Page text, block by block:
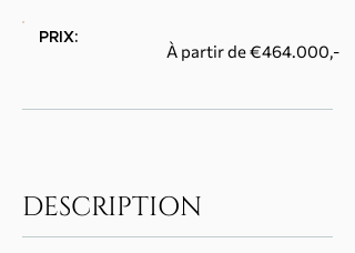
PRIX:
À partir de €464.000,-
DESCRIPTION